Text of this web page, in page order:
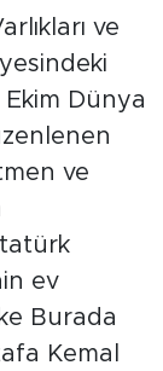
ve
Dünya
ve
ev
Burada
Kemal